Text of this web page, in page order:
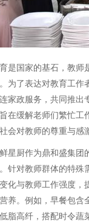
是国家的基石，教师
为了表达对教育工作
家政服务，共同推出
在缓解老师们繁忙工
会对教师的尊重与感
星厨作为鼎和盛集团
针对教师群体的特殊
化与教师工作强度，
养。例如，早餐包含
脂高纤，搭配时令蔬